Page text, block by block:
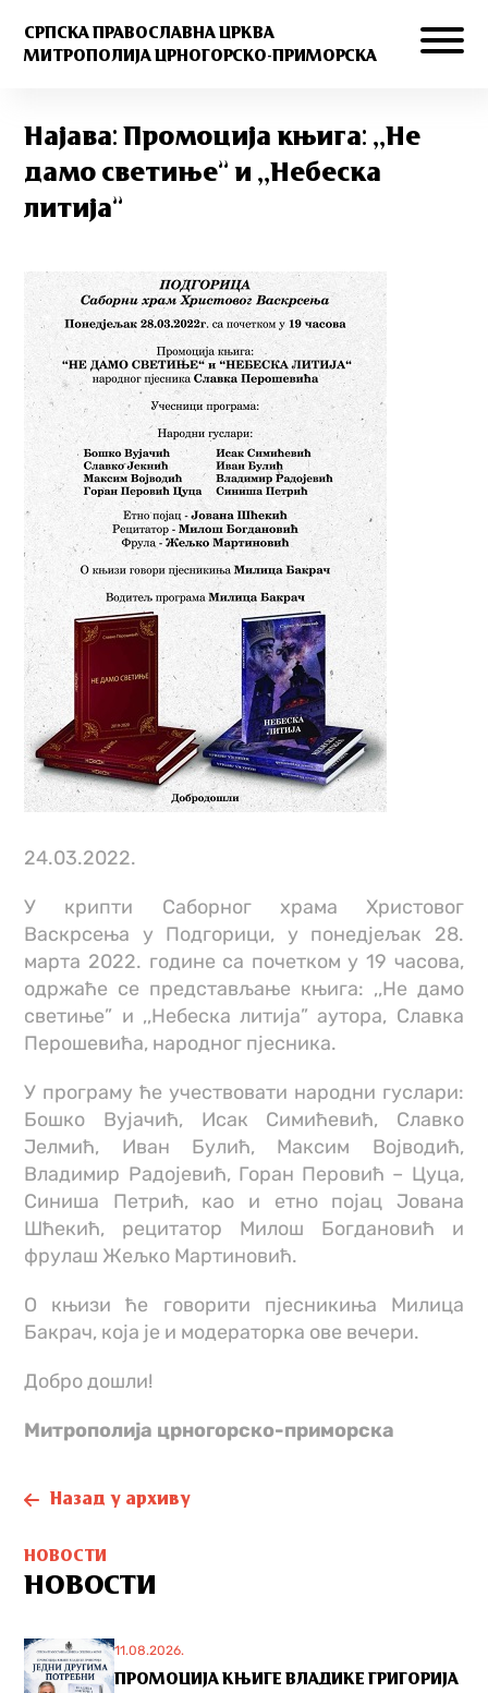
СРПСКА ПРАВОСЛАВНА ЦРКВА
МИТРОПОЛИЈА ЦРНОГОРСКО-ПРИМОРСКА
Најава: Промоција књига: ,,Не
дамо светиње” и ,,Небеска
литија”
24.03.2022.
У крипти Саборног храма Христовог
Васкрсења у Подгорици, у понедјељак 28.
марта 2022. године са почетком у 19 часова,
одржаће се представљање књига: ,,Не дамо
светиње” и ,,Небеска литија” аутора, Славка
Перошевића, народног пјесника.
У програму ће учествовати народни гуслари:
Бошко Вујачић, Исак Симићевић, Славко
Јелмић, Иван Булић, Максим Војводић,
Владимир Радојевић, Горан Перовић – Цуца,
Синиша Петрић, као и етно појац Јована
Шћекић, рецитатор Милош Богдановић и
фрулаш Жељко Мартиновић.
О књизи ће говорити пјесникиња Милица
Бакрач, која је и модераторка ове вечери.
Добро дошли!
Митрополијa црногорско-приморскa
Назад у архиву
НОВОСТИ
НОВОСТИ
11.08.2026.
ПРОМОЦИЈА КЊИГЕ ВЛАДИКЕ ГРИГОРИЈА